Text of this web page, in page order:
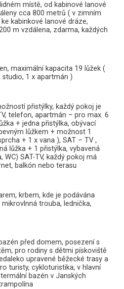
místě, od kabinové lanové
cca 800 metrů ( v zimním
kabinkové lanové dráze,
m vzdálena, zdarma, každých
maximální kapacita 19 lůžek (
1 x apartmán )
přistýlky, každý pokoj je
telefon, apartmán – pro max. 6
+ jedna přistýlka, obývací
lůžkem + možnost 1
+ 1 x vana ), SAT – TV ,
lůžka + 1 přistýlka, vybavená
WC) SAT-TV, každý pokoj má
balkón nebo terasu
krbem, kde je podávána
trouba, lednička,
před domem, posezení s
pro rodiny s dětmi pískoviště
upravené běžecké trasy a
turisty, cykloturistika, v hlavní
bazén v Janských